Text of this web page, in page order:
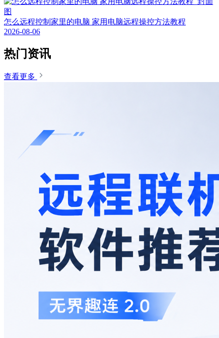
怎么远程控制家里的电脑 家用电脑远程操控方法教程
2026-08-06
热门资讯
查看更多